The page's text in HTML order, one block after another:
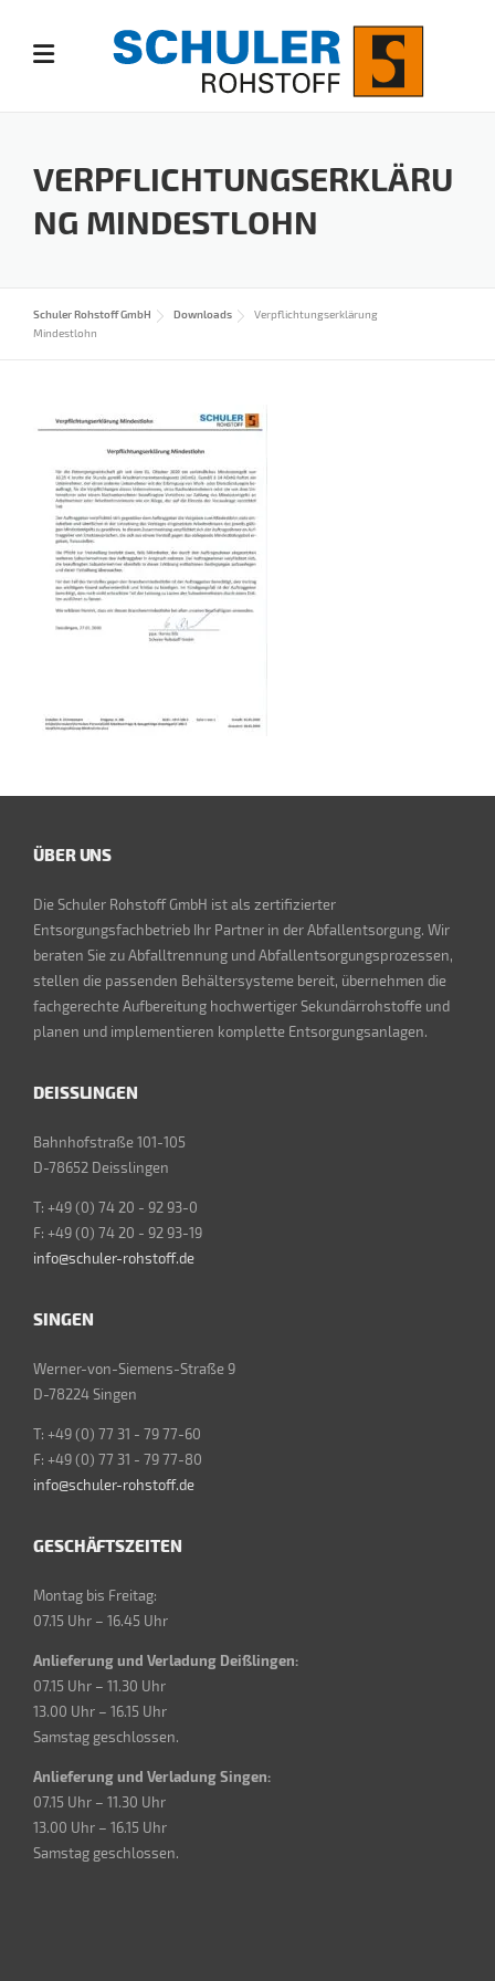
content
VERPFLICHTUNGSERKLÄRU
NG MINDESTLOHN
Schuler Rohstoff GmbH Downloads
Verpflichtungserklärung
Mindestlohn
ÜBER UNS
Die Schuler Rohstoff GmbH ist als zertifizierter
Entsorgungsfachbetrieb Ihr Partner in der Abfallentsorgung. Wir
beraten Sie zu Abfalltrennung und Abfallentsorgungsprozessen,
stellen die passenden Behältersysteme bereit, übernehmen die
fachgerechte Aufbereitung hochwertiger Sekundärrohstoffe und
planen und implementieren komplette Entsorgungsanlagen.
DEISSLINGEN
Bahnhofstraße 101-105
D-78652 Deisslingen
T: +49 (0) 74 20 - 92 93-0
F: +49 (0) 74 20 - 92 93-19
info@schuler-rohstoff.de
SINGEN
Werner-von-Siemens-Straße 9
D-78224 Singen
T: +49 (0) 77 31 - 79 77-60
F: +49 (0) 77 31 - 79 77-80
info@schuler-rohstoff.de
GESCHÄFTSZEITEN
Montag bis Freitag:
07.15 Uhr – 16.45 Uhr
Anlieferung und Verladung Deißlingen:
07.15 Uhr – 11.30 Uhr
13.00 Uhr – 16.15 Uhr
Samstag geschlossen.
Anlieferung und Verladung Singen:
07.15 Uhr – 11.30 Uhr
13.00 Uhr – 16.15 Uhr
Samstag geschlossen.